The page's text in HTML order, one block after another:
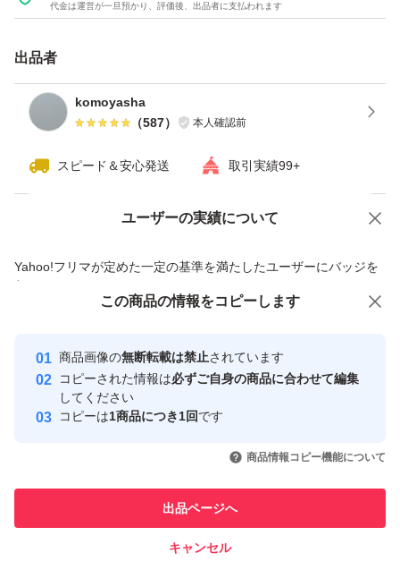
代金は運営が一旦預かり、評価後、出品者に支払われます
出品者
komoyasha
（587） 本人確認前
スピード＆安心発送 取引実績99+
ユーザーの実績について
Yahoo!フリマが定めた一定の基準を満たしたユーザーにバッジを
付与しています
安心取引出品者
心・安全なユーザーです
取引実績
引を完了させた実績があります
での取引実績があります
価格の相談 商品への質問
この商品の情報をコピーします
商品画像の無断転載は禁止されています
コピーされた情報は必ずご自身の商品に合わせて編集
してください
コピーは1商品につき1回です
商品情報コピー機能について
出品ページへ
キャンセル
この商品をみている人にオススメ